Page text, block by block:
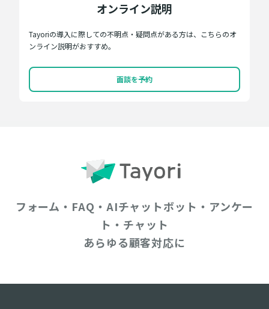
オンライン説明
Tayoriの導入に際しての不明点・疑問点がある方は、こちらのオ
ンライン説明がおすすめ。
面談を予約
フォーム・FAQ・AIチャットボット・アンケー
ト・チャット
あらゆる顧客対応に